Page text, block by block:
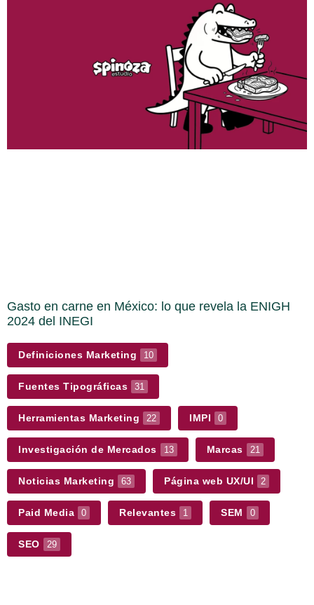
Gasto en carne en México: lo que revela la ENIGH
2024 del INEGI
Definiciones Marketing 10
Fuentes Tipográficas 31
Herramientas Marketing 22 IMPI 0
Investigación de Mercados 13 Marcas 21
Noticias Marketing 63 Página web UX/UI 2
Paid Media 0 Relevantes 1 SEM 0
SEO 29